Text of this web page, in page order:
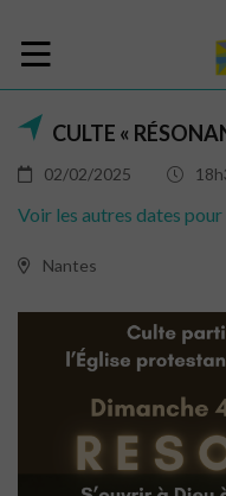
CULTE «
02/02/2025
Voir les autres dates
Nantes